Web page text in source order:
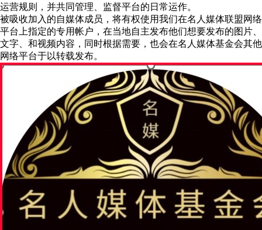
运营规则，并共同管理、监督平台的日常运作。
被吸收加入的自媒体成员，将有权使用我们在名人媒体联盟网络
平台上指定的专用帐户，在当地自主发布他们想要发布的图片、
文字、和视频内容，同时根据需要，也会在名人媒体基金会其他
网络平台于以转载发布。